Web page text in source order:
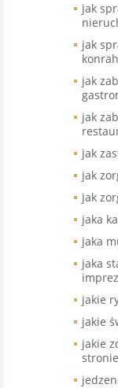
jak
jak
jak
jak
jak
jak
jak
jaka
jaka
jaka
jakie
jakie
jakie